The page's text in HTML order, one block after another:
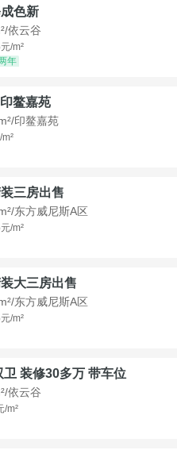
色新
依云谷
/m²
年
鳌嘉苑
印鳌嘉苑
三房出售
东方威尼斯A区
/m²
大三房出售
东方威尼斯A区
/m²
装修30多万 带车位
依云谷
/m²